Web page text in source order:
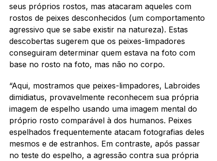
seus próprios rostos, mas atacaram aqueles com
rostos de peixes desconhecidos (um comportamento
agressivo que se sabe existir na natureza). Estas
descobertas sugerem que os peixes-limpadores
conseguiram determinar quem estava na foto com
base no rosto na foto, mas não no corpo.
“Aqui, mostramos que peixes-limpadores, Labroides
dimidiatus, provavelmente reconhecem sua própria
imagem de espelho usando uma imagem mental do
próprio rosto comparável à dos humanos. Peixes
espelhados frequentemente atacam fotografias deles
mesmos e de estranhos. Em contraste, após passar
no teste do espelho, a agressão contra sua própria